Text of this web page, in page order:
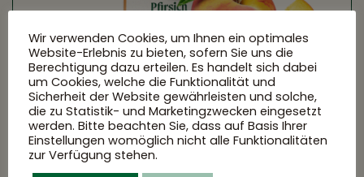
Wir verwenden Cookies, um Ihnen ein optimales
Website-Erlebnis zu bieten, sofern Sie uns die
Berechtigung dazu erteilen. Es handelt sich dabei
um Cookies, welche die Funktionalität und
Sicherheit der Website gewährleisten und solche,
die zu Statistik- und Marketingzwecken eingesetzt
werden. Bitte beachten Sie, dass auf Basis Ihrer
Einstellungen womöglich nicht alle Funktionalitäten
zur Verfügung stehen.